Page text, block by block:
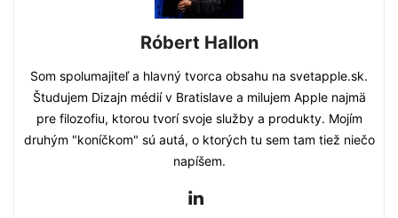
Róbert Hallon
Som spolumajiteľ a hlavný tvorca obsahu na svetapple.sk.
Študujem Dizajn médií v Bratislave a milujem Apple najmä
pre filozofiu, ktorou tvorí svoje služby a produkty. Mojím
druhým "koníčkom" sú autá, o ktorých tu sem tam tiež niečo
napíšem.